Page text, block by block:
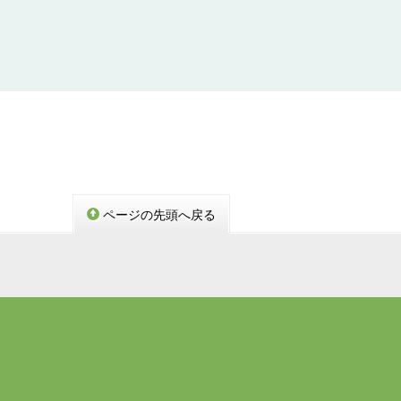
ページの先頭へ戻る